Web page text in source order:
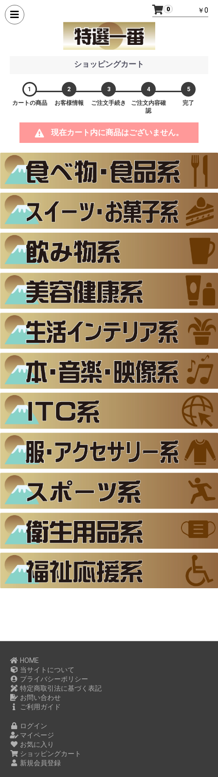
0 ￥0
ショッピングカート
1
カートの商品
2
お客様情報
3
ご注文手続き
4
ご注文内容確
認
5
完了
現在カート内に商品はございません。
HOME
当サイトについて
プライバシーポリシー
特定商取引法に基づく表記
お問い合わせ
ご利用ガイド
ログイン
マイページ
お気に入り
ショッピングカート
新規会員登録